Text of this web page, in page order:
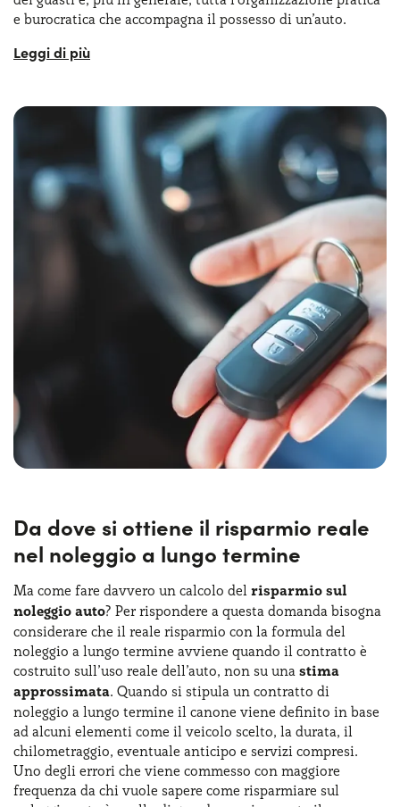
Serve assistenza? 800595799
e burocratica che accompagna il possesso di un’auto​.
Chi fosse davvero interessato a questa formula vorrebbe
modo. Per prima cosa, prima di affrontare nel dettaglio il
come risparmiare noleggio auto mensile, è opportuno
specificare che stiamo parlando di noleggio a lungo
termine e non di un noleggio quotidiano o settimanale.
Con questa formula sarebbe inesatto parlare del come
risparmiare su noleggio auto limitandoci a pensare a uno
sconto una tantum. In realtà, chi vuole davvero
risparmiare, deve ragionare su diversi aspetti come
equilibrio tra canone mensile, anticipo, durata, chilometri
inclusi e servizi presenti nel contratto. Per capire con il
noleggio auto come risparmiare, inoltre, bisognerà
prendere in considerazione anche i possibili costi di
. Capire come risparmiare su noleggio auto
riguarda ormai un numero di persone in continua crescita.
Basti pensare che, secondo un rapporto UNRAE, nel 2025
in Italia il noleggio a lungo termine di auto e fuoristrada
ha raggiunto 1.101.630 contratti, con una crescita del 16,1%
Da dove si ottiene il risparmio reale
nel noleggio a lungo termine
Ma come fare davvero un calcolo​​ del​​ risparmio ​sul ​
noleggio auto? Per rispondere a questa domanda bisogna
considerare che il reale risparmio con la formula del
noleggio a lungo termine avviene quando il contratto è
costruito sull’uso reale dell’auto, non su una stima
approssimata. Quando si stipula un contratto di
noleggio a lungo termine il canone viene definito in base
ad alcuni elementi come il veicolo scelto, la durata, il
chilometraggio, eventuale anticipo e servizi compresi.
Uno degli errori che viene commesso con maggiore
frequenza da chi vuole sapere come risparmiare sul